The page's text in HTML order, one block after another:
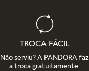
TROCA FÁCIL
Não serviu? A PANDORA faz
a troca gratuitamente.